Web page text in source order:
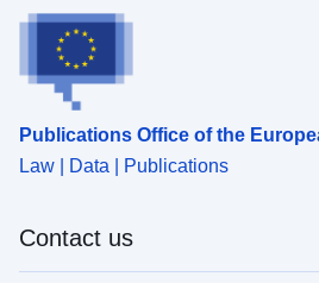
Publications Office of the
Law | Data | Publications
Contact us